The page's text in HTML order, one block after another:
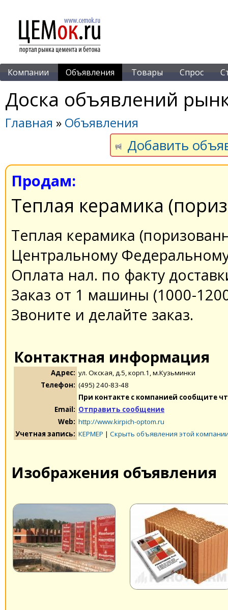
Компании Объявления Товары Спрос
Доска объявлений
Главная » Объявления
Добавить
Продам:
Теплая керамика
Теплая керамика
Центральному
Оплата нал. по факту
Заказ от 1 машины (1000-
Звоните и делайте заказ.
Контактная информация
Адрес: ул. Окская, д.5, корп.1, м.Кузьминки
Телефон: (495) 240-83-48
При контакте с компанией сообщите
Email: Отправить сообщение
Web: http://www.kirpich-optom.ru
Учетная запись: КЕРМЕР | Скрыть объявления этой
Изображения объявления